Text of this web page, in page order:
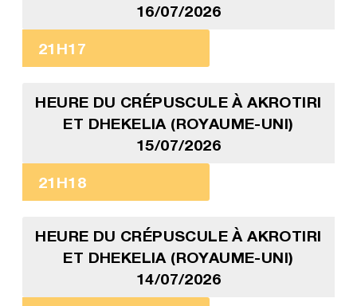
16/07/2026
21H17
HEURE DU CRÉPUSCULE À AKROTIRI
ET DHEKELIA (ROYAUME-UNI)
15/07/2026
21H18
HEURE DU CRÉPUSCULE À AKROTIRI
ET DHEKELIA (ROYAUME-UNI)
14/07/2026